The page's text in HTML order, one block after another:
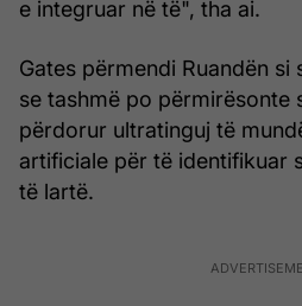
e integruar në të", tha ai.
Gates përmendi Ruandën si
se tashmë po përmirësonte
përdorur ultratinguj të
artificiale për të identifikuar
të lartë.